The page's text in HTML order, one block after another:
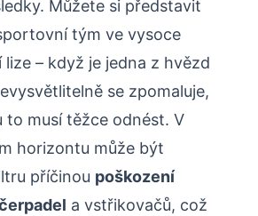
Můžete si představit
tým ve vysoce
– když je jedna z hvězd
se zpomaluje,
to musí těžce odnést. V
horizontu může být
příčinou poškození
a vstřikovačů, což